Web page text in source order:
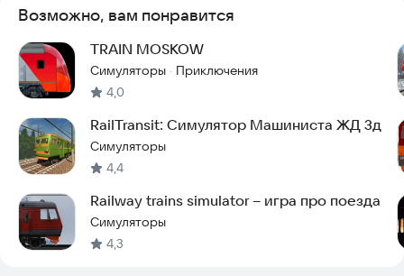
Возможно, вам понравится
TRAIN MOSKOW
Симуляторы · Приключения
4,0
RailTransit: Симулятор Машиниста ЖД 3д
Симуляторы
4,4
Railway trains simulator – игра про поезда
Симуляторы
4,3